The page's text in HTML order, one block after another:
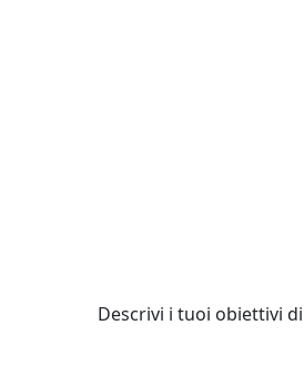
Descrivi i tuoi obiettivi